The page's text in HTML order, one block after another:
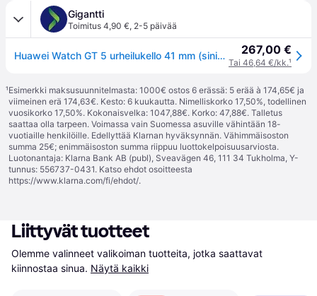
Gigantti
Toimitus 4,90 €, 2-5 päivää
Huawei Watch GT 5 urheilukello 41 mm (sininen) 267,00 €
Tai 46,64 €/kk.¹
¹Esimerkki maksusuunnitelmasta: 1000€ ostos 6 erässä: 5 erää à 174,65€ ja
viimeinen erä 174,63€. Kesto: 6 kuukautta. Nimelliskorko 17,50%, todellinen
vuosikorko 17,50%. Kokonaisvelka: 1047,88€. Korko: 47,88€. Talletus
saattaa olla tarpeen. Voimassa vain Suomessa asuville vähintään 18-
vuotiaille henkilöille. Edellyttää Klarnan hyväksynnän. Vähimmäisoston
summa 25€; enimmäisoston summa riippuu luottokelpoisuusarviosta.
Luotonantaja: Klarna Bank AB (publ), Sveavägen 46, 111 34 Tukholma, Y-
tunnus: 556737-0431. Katso ehdot osoitteesta
https://www.klarna.com/fi/ehdot/.
Liittyvät tuotteet
Olemme valinneet valikoiman tuotteita, jotka saattavat
kiinnostaa sinua. Näytä kaikki